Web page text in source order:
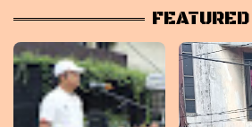
FEATURED